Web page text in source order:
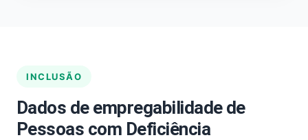
INCLUSÃO
Dados de empregabilidade de
Pessoas com Deficiência